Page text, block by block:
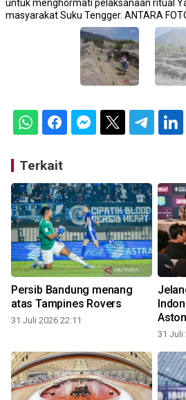
untuk menghormati pelaksanaan ritual
masyarakat Suku Tengger. ANTARA
Terkait
Persib Bandung menang
atas Tampines Rovers
31 Juli 2026 22:11
31 Juli